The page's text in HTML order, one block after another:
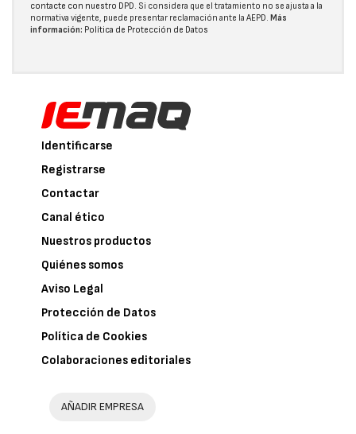
contacte con nuestro DPD. Si considera que el tratamiento no se ajusta a la
normativa vigente, puede presentar reclamación ante la AEPD. Más
información: Política de Protección de Datos
Identificarse
Registrarse
Contactar
Canal ético
Nuestros productos
Quiénes somos
Aviso Legal
Protección de Datos
Política de Cookies
Colaboraciones editoriales
AÑADIR EMPRESA